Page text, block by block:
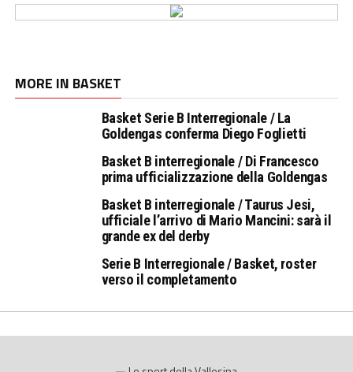
MORE IN BASKET
Basket Serie B Interregionale / La
Goldengas conferma Diego Foglietti
Basket B interregionale / Di Francesco
prima ufficializzazione della Goldengas
Basket B interregionale / Taurus Jesi,
ufficiale l’arrivo di Mario Mancini: sarà il
grande ex del derby
Serie B Interregionale / Basket, roster
verso il completamento